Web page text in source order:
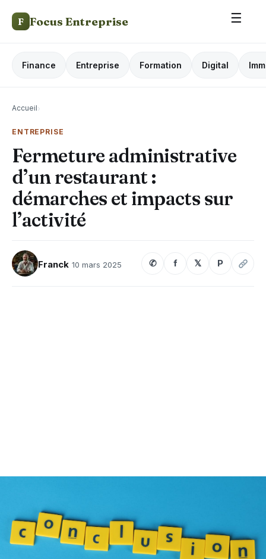
F Focus Entreprise ☰
Finance Entreprise Formation Digital
Accueil›
ENTREPRISE
Fermeture administrative
d’un restaurant :
démarches et impacts sur
l’activité
Franck 10 mars 2025 ✆ f 𝕏 P